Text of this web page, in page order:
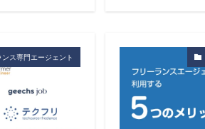
ンス専門エージェント